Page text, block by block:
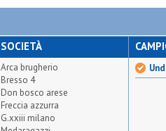
SOCIETÀ
Arca brugherio
Bresso 4
Don bosco arese
Freccia azzurra
G.xxiii milano